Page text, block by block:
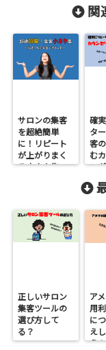
関
サロンの集客
を超絶簡単
に！リピート
が上がりまく
る小ネタ集
確
タ
客
む
ン
作
正しいサロン
集客ツールの
選び方して
る？
ア
用
に
え
う！